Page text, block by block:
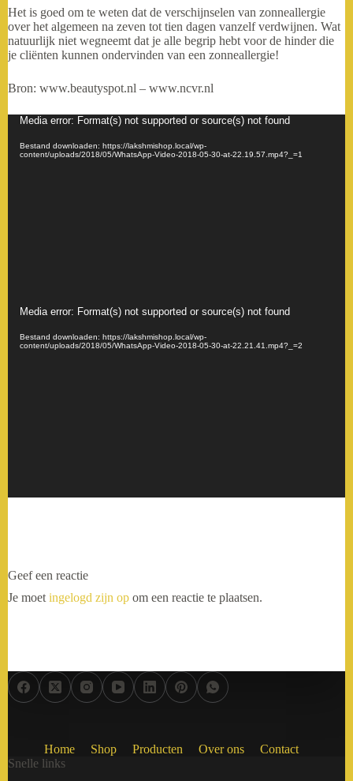
Het is goed om te weten dat de verschijnselen van zonneallergie
over het algemeen na zeven tot tien dagen vanzelf verdwijnen. Wat
natuurlijk niet wegneemt dat je alle begrip hebt voor de hinder die
je cliënten kunnen ondervinden van een zonneallergie!
Bron: www.beautyspot.nl – www.ncvr.nl
Videospeler
Media error: Format(s) not supported or source(s) not found
Bestand downloaden: https://lakshmishop.local/wp-
content/uploads/2018/05/WhatsApp-Video-2018-05-30-at-22.19.57.mp4?_=1
Videospeler
Media error: Format(s) not supported or source(s) not found
Bestand downloaden: https://lakshmishop.local/wp-
content/uploads/2018/05/WhatsApp-Video-2018-05-30-at-22.21.41.mp4?_=2
Geef een reactie
Je moet ingelogd zijn op om een reactie te plaatsen.
Home Shop Producten Over ons
Contact
Snelle links